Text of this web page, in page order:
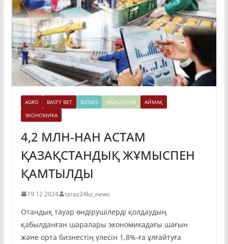
AGRO BASTY BET BIZNES JAŃALYQTAR
АЙМАҚ
ЭКОНОМИКА
4,2 МЛН-НАН АСТАМ
ҚАЗАҚСТАНДЫҚ ЖҰМЫСПЕН
ҚАМТЫЛДЫ
19.12.2024 taraz24kz_news
Отандық тауар өндірушілерді қолдаудың
қабылданған шаралары экономикадағы шағын
және орта бизнестің үлесін 1,8%-ға ұлғайтуға